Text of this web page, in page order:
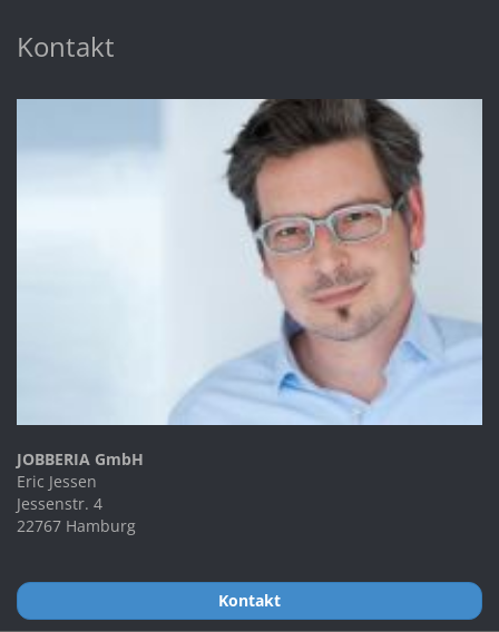
Kontakt
JOBBERIA GmbH
Eric Jessen
Jessenstr. 4
22767 Hamburg
Kontakt